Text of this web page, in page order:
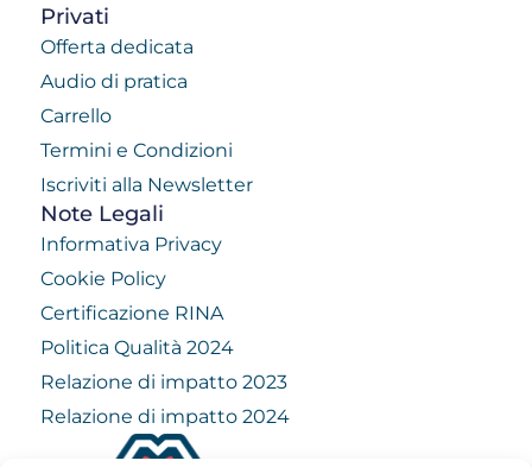
Privati
Offerta dedicata
Audio di pratica
Carrello
Termini e Condizioni
Iscriviti alla Newsletter
Note Legali
Informativa Privacy
Cookie Policy
Certificazione RINA
Politica Qualità 2024
Relazione di impatto 2023
Relazione di impatto 2024